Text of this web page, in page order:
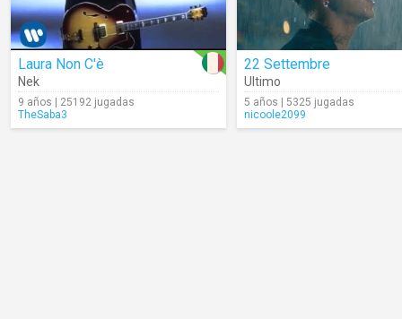
Laura Non C'è
Nek
9 años | 25192 jugadas
TheSaba3
22 Settembre
Ultimo
5 años | 5325 jugadas
nicoole2099